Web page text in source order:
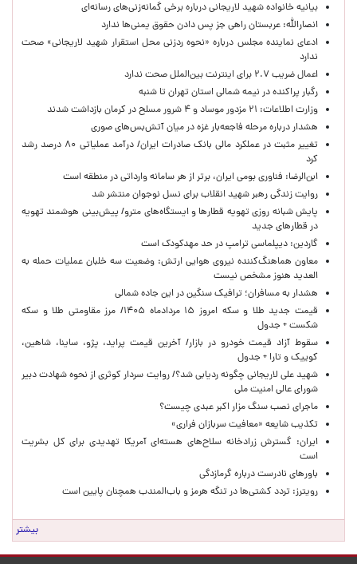
بیانیه خانواده شهید لاریجانی درباره برخی گمانه‌زنی‌های رسانه‌ای
انصارالله: عربستان راهی جز پس دادن حقوق یمنی‌ها ندارد
ادعای نماینده مجلس درباره «نحوه ردزنی محل استقرار شهید لاریجانی» صحت
ندارد
اعمال ضریب ۲.۷ برای اینترنت بین‌الملل صحت ندارد
رگبار پراکنده در نیمه شمالی استان تهران تا شنبه
وزارت اطلاعات: ۲۱ مزدور موساد و ۴ شرور مسلح در کرمان بازداشت شدند
هشدار درباره مرحله فاجعه‌بار غزه در میان آتش‌بس‌های صوری
تغییر مثبت در عملکرد مالی بانک صادرات ایران/ درآمد عملیاتی ۸۰ درصد رشد
کرد
ابن‌الرضا: فناوری بومی ایران، برتر از هر سامانه وارداتی در منطقه است
روایت زندگی رهبر شهید انقلاب برای نسل نوجوان منتشر شد
پایش شبانه روزی تهویه قطارها و ایستگاه‌های مترو/ پیش‌بینی هوشمند تهویه
در قطارهای جدید
گاردین: دیپلماسی ترامپ در حد مهدکودک است
معاون هماهنگ‌کننده نیروی هوایی ارتش: وضعیت سه خلبان عملیات حمله به
العدید هنوز مشخص نیست
هشدار به مسافران؛ ترافیک سنگین در این جاده شمالی
قیمت جدید طلا و سکه امروز ۱۵ مردادماه ۱۴۰۵/ مرز مقاومتی طلا و سکه
شکست + جدول
سقوط آزاد قیمت خودرو در بازار/ آخرین قیمت پراید، پژو، ساینا، شاهین،
کوییک و تارا + جدول
شهید علی لاریجانی چگونه ردیابی شد؟/ روایت سردار کوثری از نحوه شهادت دبیر
شورای عالی امنیت ملی
ماجرای نصب سنگ مزار اکبر عبدی چیست؟
تکذیب شایعه «معافیت سربازان فراری»
ایران: گسترش زرادخانه سلاح‌های هسته‌ای آمریکا تهدیدی برای کل بشریت
است
باورهای نادرست درباره گرمازدگی
رویترز: تردد کشتی‌ها در تنگه هرمز و باب‌المندب همچنان پایین است
بیشتر